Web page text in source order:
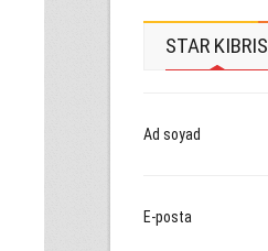
STAR KIBRIS
Ad soyad
E-posta